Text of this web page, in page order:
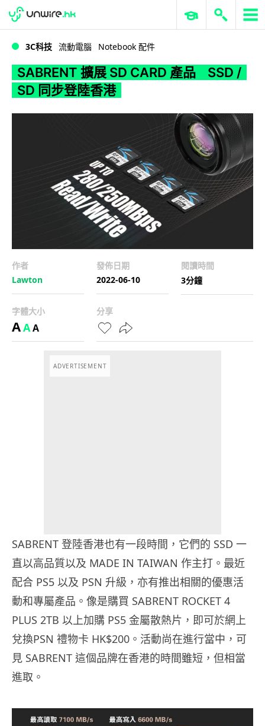
WWDC 2026 ERP 與商業 AI
3C科技 流動電腦 Notebook 配件
SABRENT 擴展 SD CARD 產品 SSD /
SD 同步登陸香港
作者
Lawton
發佈日期
2022-06-10
閱讀時間
3分鐘
字體大小
AAA
分享
ADVERTISEMENT
SABRENT 登陸香港也有一段時間，它們的 SSD 一
直以高品質以及 MADE IN TAIWAN 作主打。最近
配合 PS5 以及 PSN 升級，亦有推出相關的優惠活
動和專屬產品。像是購買 SABRENT ROCKET 4
PLUS 2TB 以上加購 PS5 金屬散熱片，即可於網上
兌換PSN 禮物卡 HK$200。活動尚在進行當中，可
見 SABRENT 這個品牌在香港的時間雖短，但相當
進取。